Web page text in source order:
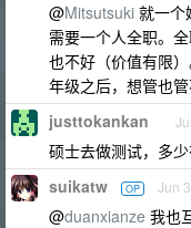
@Mitsutsuki 就一个
需要一个人全职。
也不好（价值有限
年级之后，想管也
justtokankan
硕士去做测试，多
suikatw OP Jun 3
@duanxianze 我也